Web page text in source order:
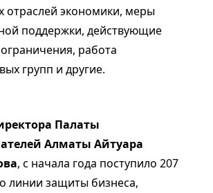
отраслей экономики, меры
поддержки, действующие
работа
групп и другие.
Палаты
Алматы Айтуара
, с начала года поступило 207
линии защиты бизнеса,